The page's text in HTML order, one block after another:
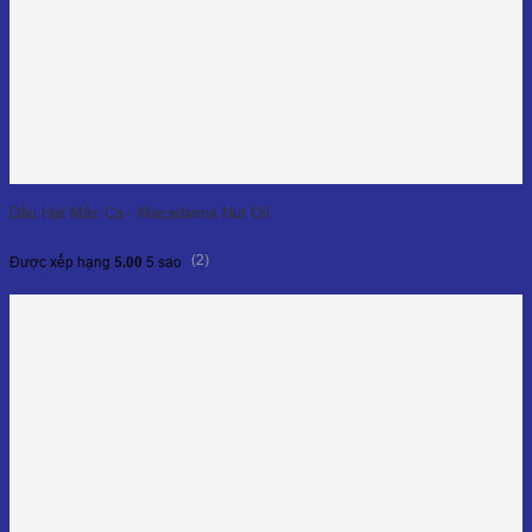
Dầu Hạt Mắc Ca - Macadamia Nut Oil
Được xếp hạng 5.00 5 sao (2)